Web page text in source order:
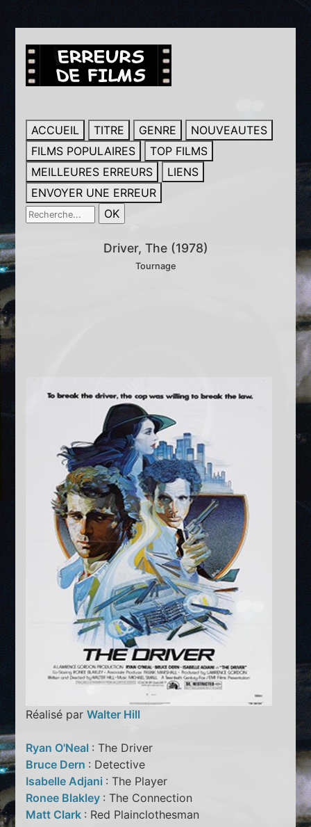
ACCUEIL TITRE GENRE
NOUVEAUTES
FILMS POPULAIRES
TOP FILMS
MEILLEURES ERREURS
LIENS
ENVOYER UNE ERREUR
Driver, The (1978)
Tournage
Réalisé parWalter Hill
Ryan O'Neal : The Driver
Bruce Dern : Detective
Isabelle Adjani : The Player
Ronee Blakley : The Connection
Matt Clark : Red Plainclothesman